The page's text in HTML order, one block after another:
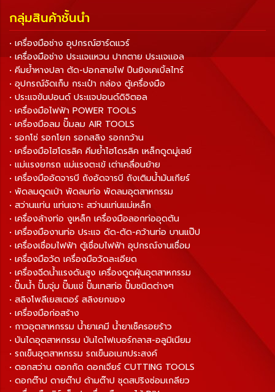
กลุ่มสินค้าชั้นนำ
• เครื่องมือช่าง อุปกรณ์ฮาร์ดแวร์
• เครื่องมือช่าง ประแจแหวน ปากตาย ประแจแอล
• คีมย้ำหางปลา ตัด-ปอกสายไฟ ปืนยิงเคเบิ้ลไทร์
• อุปกรณ์จัดเก็บ กระเป๋า กล่อง ตู้เครื่องมือ
• ประแจขันปอนด์ ประแจปอนด์ดิจิตอล
• เครื่องมือไฟฟ้า POWER TOOLS
• เครื่องมือลม ปั๊มลม AIR TOOLS
• รอกโซ่ รอกโยก รอกสลิง รอกกว้าน
• เครื่องมือไฮโดรลิค คีมย้ำไฮโดรลิค เหล็กดูดมู่เลย์
• แม่แรงยกรถ แม่แรงตะเข้ เต่าเคลื่อนย้าย
• เครื่องมืออัดจารบี ถังอัดจารบี ถังเติมน้ำมันเกียร์
• พัดลมดูดเป่า พัดลมท่อ พัดลมอุตสาหกรรม
• สว่านแท่น แท่นเจาะ สว่านแท่นแม่เหล็ก
• เครื่องล้างท่อ งูเหล็ก เครื่องมือลอกท่ออุดตัน
• เครื่องมืองานท่อ ประแจ ดัด-ตัด-คว้านท่อ บานแป๊ป
• เครื่องเชื่อมไฟฟ้า ตู้เชื่อมไฟฟ้า อุปกรณ์งานเชื่อม
• เครื่องมือวัด เครื่องมือวัดละเอียด
• เครื่องฉีดน้ำแรงดันสูง เครื่องดูดฝุ่นอุตสาหกรรม
• ปั๊มน้ำ ปั๊มจุ่ม ปั๊มแช่ ปั๊มเทสท่อ ปั๊มชนิดต่างๆ
• สลิงโพลีเยสเตอร์ สลิงยกของ
• เครื่องมือก่อสร้าง
• กาวอุตสาหกรรม น้ำยาเคมี น้ำยาเช็ครอยร้าว
• บันไดอุตสาหกรรม บันไดไฟเบอร์กลาส-อลูมิเนียม
• รถเข็นอุตสาหกรรม รถเข็นอเนกประสงค์
• ดอกสว่าน ดอกกัด ดอกเจียร์ CUTTING TOOLS
• ดอกต๊าป ดายต๊าป ด้ามต๊าป ชุดสปริงซ่อมเกลียว